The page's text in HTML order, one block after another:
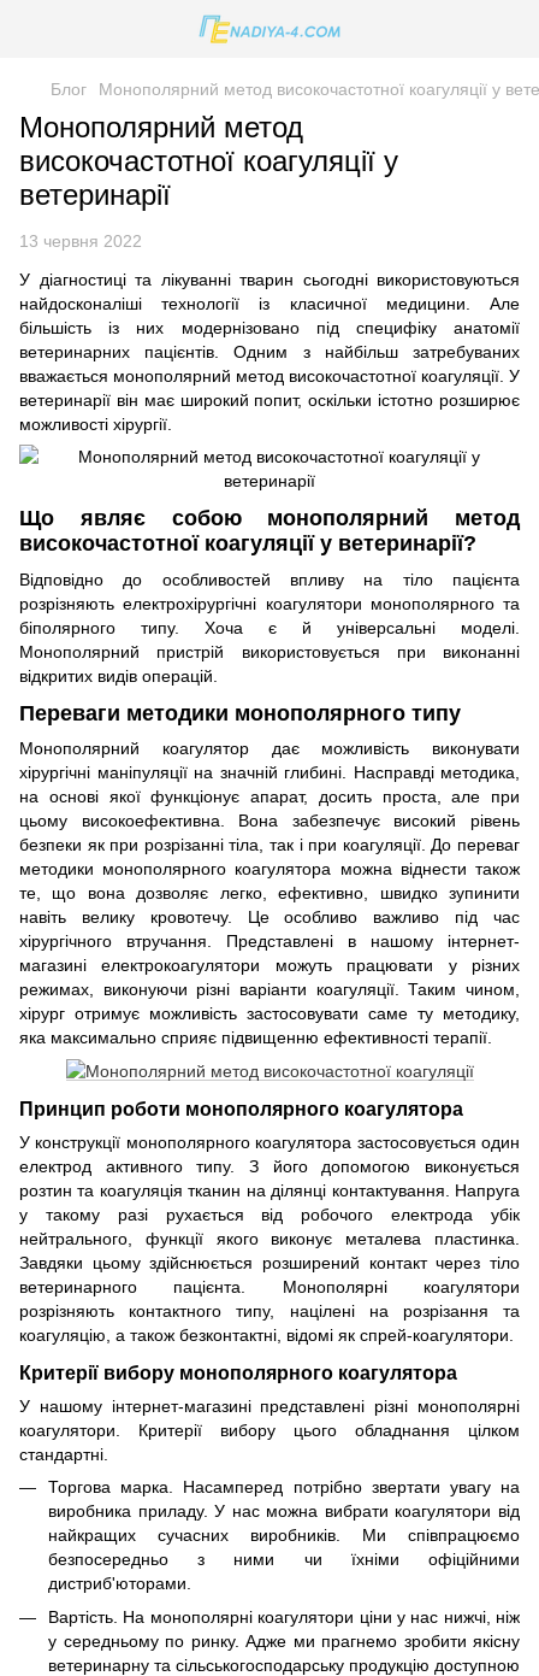
Блог Монополярний метод високочастотної коагуляції у
Монополярний метод
високочастотної коагуляції у
ветеринарії
13 червня 2022
У діагностиці та лікуванні тварин сьогодні використовуються
найдосконаліші технології із класичної медицини. Але
більшість із них модернізовано під специфіку анатомії
ветеринарних пацієнтів. Одним з найбільш затребуваних
вважається монополярний метод високочастотної коагуляції. У
ветеринарії він має широкий попит, оскільки істотно розширює
можливості хірургії.
Що являє собою монополярний метод
високочастотної коагуляції у ветеринарії?
Відповідно до особливостей впливу на тіло пацієнта
розрізняють електрохірургічні коагулятори монополярного та
біполярного типу. Хоча є й універсальні моделі.
Монополярний пристрій використовується при виконанні
відкритих видів операцій.
Переваги методики монополярного типу
Монополярний коагулятор дає можливість виконувати
хірургічні маніпуляції на значній глибині. Насправді методика,
на основі якої функціонує апарат, досить проста, але при
цьому високоефективна. Вона забезпечує високий рівень
безпеки як при розрізанні тіла, так і при коагуляції. До переваг
методики монополярного коагулятора можна віднести також
те, що вона дозволяє легко, ефективно, швидко зупинити
навіть велику кровотечу. Це особливо важливо під час
хірургічного втручання. Представлені в нашому інтернет-
магазині електрокоагулятори можуть працювати у різних
режимах, виконуючи різні варіанти коагуляції. Таким чином,
хірург отримує можливість застосовувати саме ту методику,
яка максимально сприяє підвищенню ефективності терапії.
Принцип роботи монополярного коагулятора
У конструкції монополярного коагулятора застосовується один
електрод активного типу. З його допомогою виконується
розтин та коагуляція тканин на ділянці контактування. Напруга
у такому разі рухається від робочого електрода убік
нейтрального, функції якого виконує металева пластинка.
Завдяки цьому здійснюється розширений контакт через тіло
ветеринарного пацієнта. Монополярні коагулятори
розрізняють контактного типу, націлені на розрізання та
коагуляцію, а також безконтактні, відомі як спрей-коагулятори.
Критерії вибору монополярного коагулятора
У нашому інтернет-магазині представлені різні монополярні
коагулятори. Критерії вибору цього обладнання цілком
стандартні.
Торгова марка. Насамперед потрібно звертати увагу на
виробника приладу. У нас можна вибрати коагулятори від
найкращих сучасних виробників. Ми співпрацюємо
безпосередньо з ними чи їхніми офіційними
дистриб'юторами.
Вартість. На монополярні коагулятори ціни у нас нижчі, ніж
у середньому по ринку. Адже ми прагнемо зробити якісну
ветеринарну та сільськогосподарську продукцію доступною